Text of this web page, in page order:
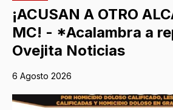
¡ACUSAN A OTRO
MC! - *Acalambra a
Ovejita Noticias
6 Agosto 2026